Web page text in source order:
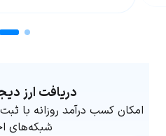
دریافت ارز
امکان کسب درآمد روزانه با
شبکه‌های